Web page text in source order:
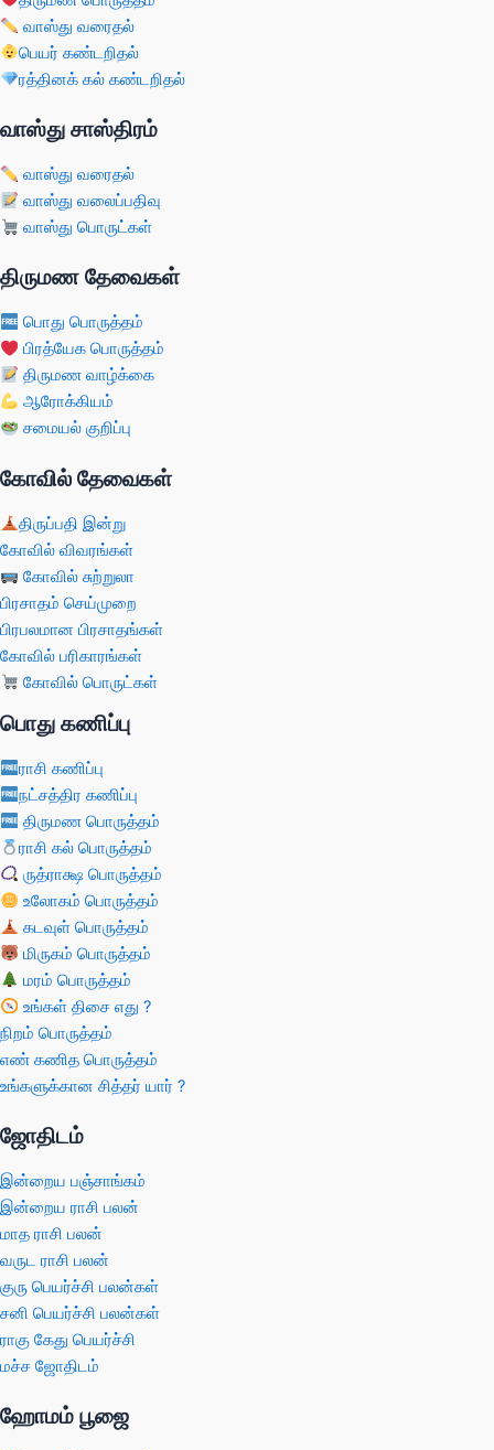
வாஸ்து வரைதல்
பெயர் கண்டறிதல்
ரத்தினக் கல் கண்டறிதல்
வாஸ்து சாஸ்திரம்
வாஸ்து வரைதல்
வாஸ்து வலைப்பதிவு
வாஸ்து பொருட்கள்
திருமண தேவைகள்
பொது பொருத்தம்
பிரத்யேக பொருத்தம்
திருமண வாழ்க்கை
ஆரோக்கியம்
சமையல் குறிப்பு
கோவில் தேவைகள்
திருப்பதி இன்று
கோவில் விவரங்கள்
கோவில் சுற்றுலா
பிரசாதம் செய்முறை
பிரபலமான பிரசாதங்கள்
கோவில் பரிகாரங்கள்
கோவில் பொருட்கள்
பொது கணிப்பு
ராசி கணிப்பு
நட்சத்திர கணிப்பு
திருமண பொருத்தம்
ராசி கல் பொருத்தம்
ருத்ராக்ஷ பொருத்தம்
உலோகம் பொருத்தம்
கடவுள் பொருத்தம்
மிருகம் பொருத்தம்
மரம் பொருத்தம்
உங்கள் திசை எது ?
நிறம் பொருத்தம்
எண் கணித பொருத்தம்
உங்களுக்கான சித்தர் யார் ?
ஜோதிடம்
இன்றைய பஞ்சாங்கம்
இன்றைய ராசி பலன்
மாத ராசி பலன்
வருட ராசி பலன்
குரு பெயர்ச்சி பலன்கள்
சனி பெயர்ச்சி பலன்கள்
ராகு கேது பெயர்ச்சி
மச்ச ஜோதிடம்
ஹோமம் பூஜை